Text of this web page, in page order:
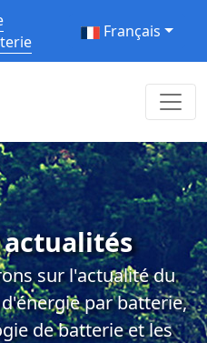
Français
sur l'actualité du
par batterie,
de batterie et les